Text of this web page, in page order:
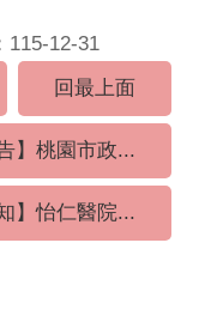
115-12-31
回最上面
】桃園市政...
】怡仁醫院...